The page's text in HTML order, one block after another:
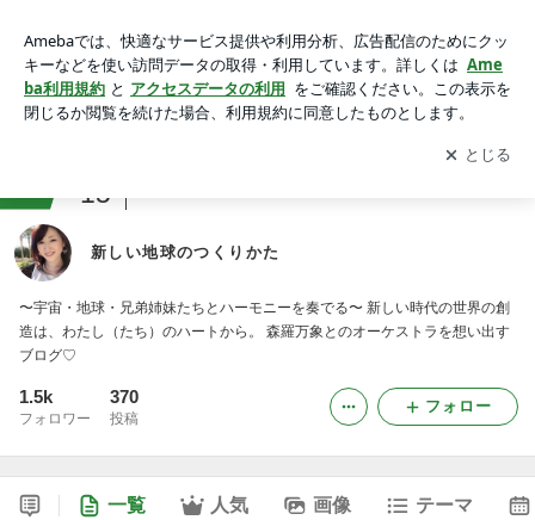
アプリをダウンロードして ブログの更新通知
を受け取りまし
ょう。
開く
15
新しい地球のつくりかた
〜宇宙・地球・兄弟姉妹たちとハーモニーを奏でる〜 新しい時代の世界の創
造は、わたし（たち）のハートから。 森羅万象とのオーケストラを想い出す
ブログ♡
1.5k
フォロワー
370
投稿
フォロー
一覧 人気 画像 テーマ